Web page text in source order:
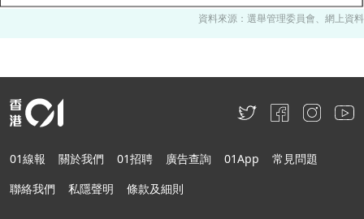
資料來源：選舉管理委員會、網上資料
01線報 關於我們 01招聘 廣告查詢 01App
常見問題
聯絡我們
私隱聲明 條款及細則